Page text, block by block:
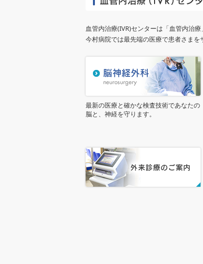
血管内治療(IVR)センターは「血管内治療
今村病院では最先端の医療で患者さま
最新の医療と確かな検査技術であなたの
脳と、神経を守ります。